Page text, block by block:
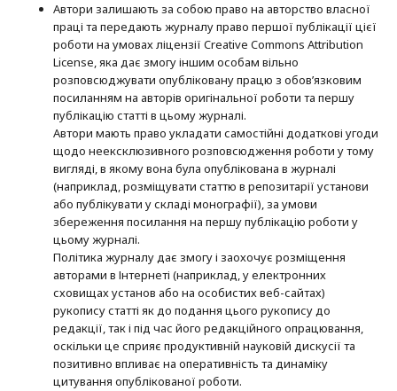
Автори залишають за собою право на авторство власної
праці та передають журналу право першої публікації цієї
роботи на умовах ліцензії Creative Commons Attribution
License, яка дає змогу іншим особам вільно
розповсюджувати опубліковану працю з обов’язковим
посиланням на авторів оригінальної роботи та першу
публікацію статті в цьому журналі.
Автори мають право укладати самостійні додаткові угоди
щодо неексклюзивного розповсюдження роботи у тому
вигляді, в якому вона була опублікована в журналі
(наприклад, розміщувати статтю в репозитарії установи
або публікувати у складі монографії), за умови
збереження посилання на першу публікацію роботи у
цьому журналі.
Політика журналу дає змогу і заохочує розміщення
авторами в Інтернеті (наприклад, у електронних
сховищах установ або на особистих веб-сайтах)
рукопису статті як до подання цього рукопису до
редакції, так і під час його редакційного опрацювання,
оскільки це сприяє продуктивній науковій дискусії та
позитивно впливає на оперативність та динаміку
цитування опублікованої роботи.